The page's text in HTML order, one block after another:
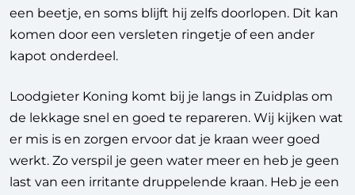
een beetje, en soms blijft hij zelfs doorlopen. Dit kan
komen door een versleten ringetje of een ander
kapot onderdeel.
Loodgieter Koning komt bij je langs in Zuidplas om
de lekkage snel en goed te repareren. Wij kijken wat
er mis is en zorgen ervoor dat je kraan weer goed
werkt. Zo verspil je geen water meer en heb je geen
last van een irritante druppelende kraan. Heb je een